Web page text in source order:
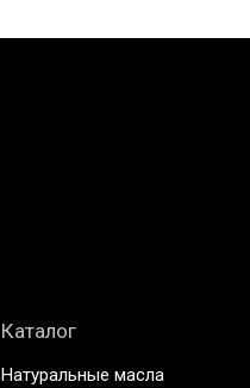
Каталог
Натуральные масла